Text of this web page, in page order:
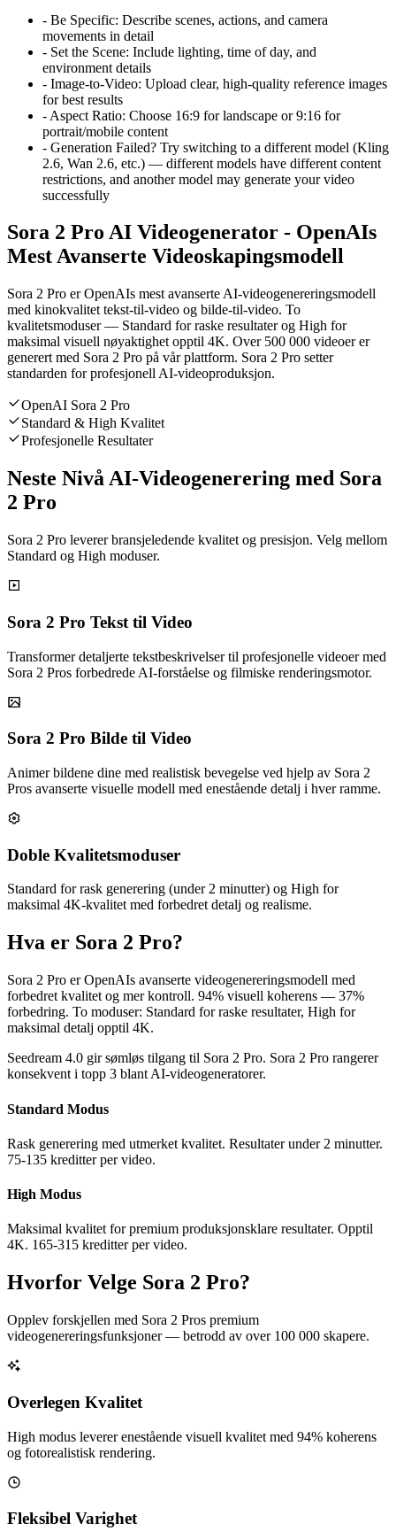
- Be Specific: Describe scenes, actions, and camera
movements in detail
- Set the Scene: Include lighting, time of day, and
environment details
- Image-to-Video: Upload clear, high-quality reference images
for best results
- Aspect Ratio: Choose 16:9 for landscape or 9:16 for
portrait/mobile content
- Generation Failed? Try switching to a different model (Kling
2.6, Wan 2.6, etc.) — different models have different content
restrictions, and another model may generate your video
successfully
Sora 2 Pro AI Videogenerator - OpenAIs
Mest Avanserte Videoskapingsmodell
Sora 2 Pro er OpenAIs mest avanserte AI-videogenereringsmodell
med kinokvalitet tekst-til-video og bilde-til-video. To
kvalitetsmoduser — Standard for raske resultater og High for
maksimal visuell nøyaktighet opptil 4K. Over 500 000 videoer er
generert med Sora 2 Pro på vår plattform. Sora 2 Pro setter
standarden for profesjonell AI-videoproduksjon.
OpenAI Sora 2 Pro
Standard & High Kvalitet
Profesjonelle Resultater
Neste Nivå AI-Videogenerering med Sora
2 Pro
Sora 2 Pro leverer bransjeledende kvalitet og presisjon. Velg mellom
Standard og High moduser.
Sora 2 Pro Tekst til Video
Transformer detaljerte tekstbeskrivelser til profesjonelle videoer med
Sora 2 Pros forbedrede AI-forståelse og filmiske renderingsmotor.
Sora 2 Pro Bilde til Video
Animer bildene dine med realistisk bevegelse ved hjelp av Sora 2
Pros avanserte visuelle modell med enestående detalj i hver ramme.
Doble Kvalitetsmoduser
Standard for rask generering (under 2 minutter) og High for
maksimal 4K-kvalitet med forbedret detalj og realisme.
Hva er Sora 2 Pro?
Sora 2 Pro er OpenAIs avanserte videogenereringsmodell med
forbedret kvalitet og mer kontroll. 94% visuell koherens — 37%
forbedring. To moduser: Standard for raske resultater, High for
maksimal detalj opptil 4K.
Seedream 4.0 gir sømløs tilgang til Sora 2 Pro. Sora 2 Pro rangerer
konsekvent i topp 3 blant AI-videogeneratorer.
Standard Modus
Rask generering med utmerket kvalitet. Resultater under 2 minutter.
75-135 kreditter per video.
High Modus
Maksimal kvalitet for premium produksjonsklare resultater. Opptil
4K. 165-315 kreditter per video.
Hvorfor Velge Sora 2 Pro?
Opplev forskjellen med Sora 2 Pros premium
videogenereringsfunksjoner — betrodd av over 100 000 skapere.
Overlegen Kvalitet
High modus leverer enestående visuell kvalitet med 94% koherens
og fotorealistisk rendering.
Fleksibel Varighet